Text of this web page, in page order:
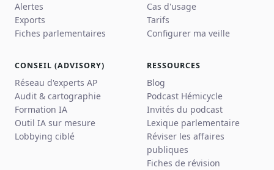
Alertes
Exports
Fiches parlementaires
Cas d'usage
Tarifs
Configurer ma veille
CONSEIL (ADVISORY)
Réseau d'experts AP
Audit & cartographie
Formation IA
Outil IA sur mesure
Lobbying ciblé
RESSOURCES
Blog
Podcast Hémicycle
Invités du podcast
Lexique parlementaire
Réviser les affaires
publiques
Fiches de révision